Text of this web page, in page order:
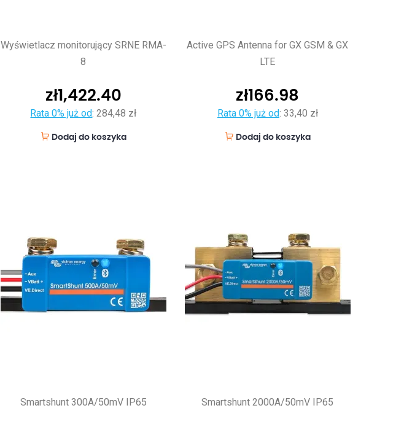
Wyświetlacz monitorujący SRNE RMA-
8
zł1,422.40
Rata 0% już od:284,48 zł
Dodaj do koszyka
Active GPS Antenna for GX GSM & GX
LTE
zł166.98
Rata 0% już od: 33,40 zł
Dodaj do koszyka
Smartshunt 300A/50mV IP65 Smartshunt 2000A/50mV IP65